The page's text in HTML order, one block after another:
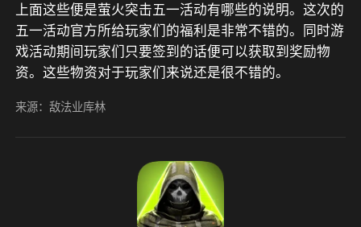
上面这些便是萤火突击五一活动有哪些的说明。这次的
五一活动官方所给玩家们的福利是非常不错的。同时游
戏活动期间玩家们只要签到的话便可以获取到奖励物
资。这些物资对于玩家们来说还是很不错的。
来源：敌法业库林